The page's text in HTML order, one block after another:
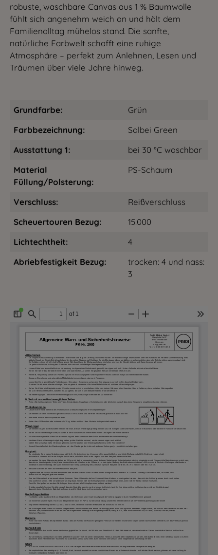
robuste, waschbare Canvas aus 1 % Baumwolle
fühlt sich angenehm weich an und hält dem
Familienalltag mühelos stand. Die sanfte,
natürliche Farbwelt schafft eine ruhige
Atmosphäre – perfekt zum Anlehnen, Lesen und
Träumen über viele Jahre hinweg.
Grundfarbe:
Grün
Farbbezeichnung:
Salbei Green
Ausstattung 1:
bei 30 °C waschbar
Material
Füllung/Polsterung:
PS-Schaum
Verschluss:
Reißverschluss
Scheuertouren Bezug:
15.000
Lichtechtheit:
4
Abriebfestigkeit Bezug:
trocken: 4 und nass:
3